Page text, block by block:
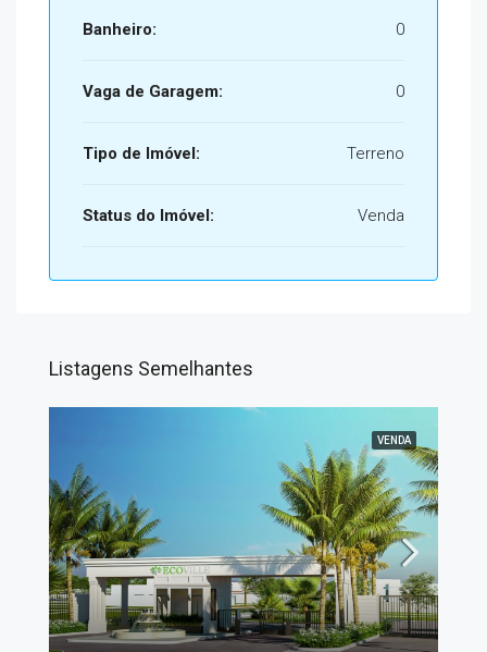
Banheiro: 0
Vaga de Garagem: 0
Tipo de Imóvel: Terreno
Status do Imóvel: Venda
Listagens Semelhantes
VENDA